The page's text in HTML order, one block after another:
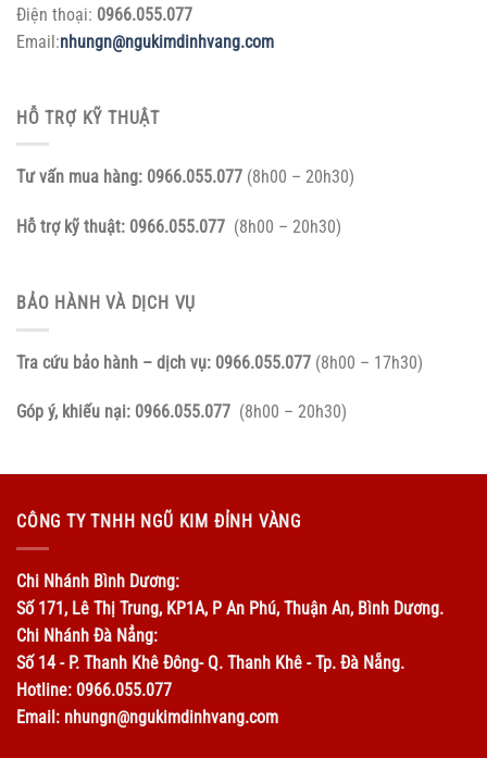
Điện thoại: 0966.055.077
Email:nhungn@ngukimdinhvang.com
HỖ TRỢ KỸ THUẬT
Tư vấn mua hàng: 0966.055.077 (8h00 – 20h30)
Hỗ trợ kỹ thuật: 0966.055.077 (8h00 – 20h30)
BẢO HÀNH VÀ DỊCH VỤ
Tra cứu bảo hành – dịch vụ: 0966.055.077 (8h00 – 17h30)
Góp ý, khiếu nại: 0966.055.077 (8h00 – 20h30)
CÔNG TY TNHH NGŨ KIM ĐỈNH VÀNG
Chi Nhánh Bình Dương:
Số 171, Lê Thị Trung, KP1A, P An Phú, Thuận An, Bình Dương.
Chi Nhánh Đà Nẳng:
Số 14 - P. Thanh Khê Đông- Q. Thanh Khê - Tp. Đà Nẵng.
Hotline: 0966.055.077
Email: nhungn@ngukimdinhvang.com